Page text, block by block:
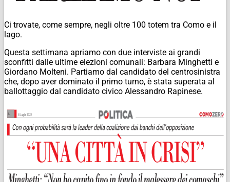
Ci trovate, come sempre, negli oltre 100 totem tra Como e il
lago.
Questa settimana apriamo con due interviste ai grandi
sconfitti dalle ultime elezioni comunali: Barbara Minghetti e
Giordano Molteni. Partiamo dal candidato del centrosinistra
che, dopo aver dominato il primo turno, è stata superata al
ballottaggio dal candidato civico Alessandro Rapinese.